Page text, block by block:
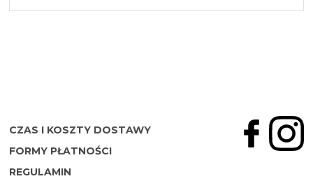
CZAS I KOSZTY DOSTAWY
FORMY PŁATNOŚCI
REGULAMIN